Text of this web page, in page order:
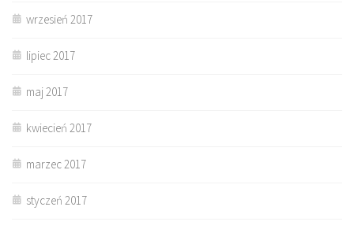
wrzesień 2017
lipiec 2017
maj 2017
kwiecień 2017
marzec 2017
styczeń 2017